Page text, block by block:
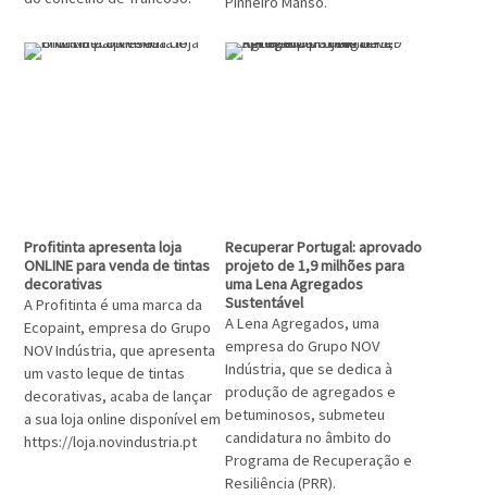
Profitinta apresenta loja
ONLINE para venda de tintas
decorativas
A Profitinta é uma marca da
Ecopaint, empresa do Grupo
NOV Indústria, que apresenta
um vasto leque de tintas
decorativas, acaba de lançar
a sua loja online disponível em
https://loja.novindustria.pt
Recuperar Portugal: aprovado
projeto de 1,9 milhões para
uma Lena Agregados
Sustentável
A Lena Agregados, uma
empresa do Grupo NOV
Indústria, que se dedica à
produção de agregados e
betuminosos, submeteu
candidatura no âmbito do
Programa de Recuperação e
Resiliência (PRR).